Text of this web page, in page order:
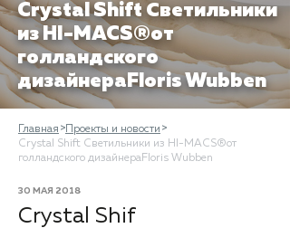
Crystal Shift Светильники
из HI-MACS®от
голландского
дизайнераFloris Wubben
Главная
Проекты и новости
Crystal Shift Светильники из HI-MACS®от
голландского дизайнераFloris Wubben
30 МАЯ 2018
Crystal Shif